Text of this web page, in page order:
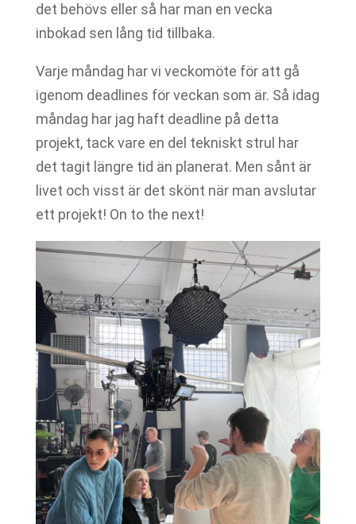
det behövs eller så har man en vecka
inbokad sen lång tid tillbaka.
Varje måndag har vi veckomöte för att gå
igenom deadlines för veckan som är. Så idag
måndag har jag haft deadline på detta
projekt, tack vare en del tekniskt strul har
det tagit längre tid än planerat. Men sånt är
livet och visst är det skönt när man avslutar
ett projekt! On to the next!